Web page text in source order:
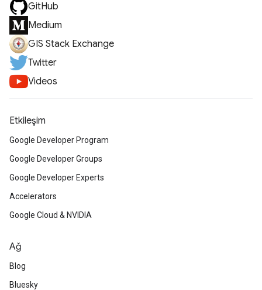
GitHub
Medium
GIS Stack Exchange
Twitter
Videos
Etkileşim
Google Developer Program
Google Developer Groups
Google Developer Experts
Accelerators
Google Cloud & NVIDIA
Ağ
Blog
Bluesky